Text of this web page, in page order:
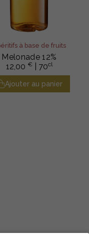
à base de fruits
Melonade 12%
12,00 € | 70cl
Ajouter au panier